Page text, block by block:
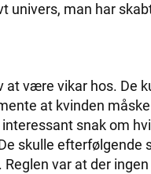
univers, man har
at være vikar hos. De
at kvinden
snak om
skulle efterfølgende
var at der